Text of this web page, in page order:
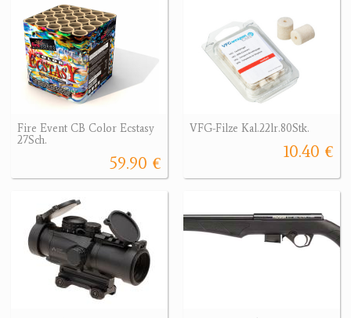
Fire Event CB Color Ecstasy
27Sch.
59.90 €
VFG-Filze Kal.22lr.80Stk.
10.40 €